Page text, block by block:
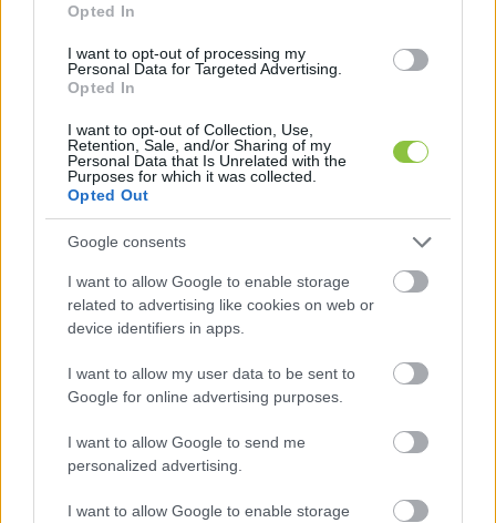
Opted In
I want to opt-out of processing my
Personal Data for Targeted Advertising.
Opted In
I want to opt-out of Collection, Use,
Retention, Sale, and/or Sharing of my
Personal Data that Is Unrelated with the
Purposes for which it was collected.
Opted Out
Google consents
I want to allow Google to enable storage
related to advertising like cookies on web or
device identifiers in apps.
I want to allow my user data to be sent to
Google for online advertising purposes.
I want to allow Google to send me
personalized advertising.
I want to allow Google to enable storage
kiadott, sorszámmal ellátott ajánlóíven lehet.
Hogyan történik az ajánlás?
A választópolgár az ajánlását az ajánlóíven adja
le, amelyet nevének, személyi azonosítójának
és magyarországi lakcímének feltüntetése
mellett saját kezű aláírásával kell ellátnia.
A választópolgár jelenlétében az adatait más is
ráírhatja az ajánlóívre, azonban
aláírása ebben az esetben is elengedhetetlen